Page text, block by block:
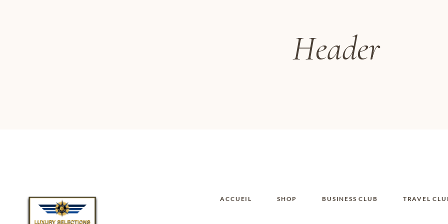
Header
ACCUEIL SHOP BUSINESS CLUB TRAVEL